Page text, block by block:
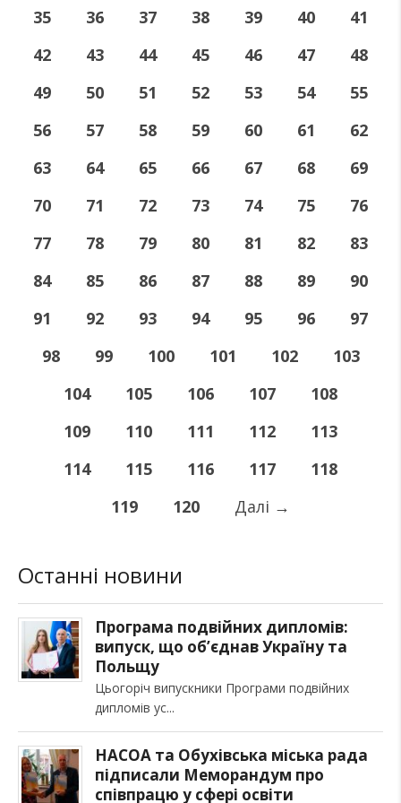
35 36 37 38 39 40
41
42
43 44 45 46 47
48
49
50 51 52 53 54
55
56
57 58 59 60 61
62
63
64 65 66 67 68
69
70
71 72 73 74 75
76
77
78 79 80 81 82
83
84
85 86 87 88 89
90
91
92 93 94 95 96
97
98
99 100 101 102
103
104
105 106 107
108
109
110 111 112
113
114
115 116 117
118
119
120 Далі →
Останні новини
Програма подвійних дипломів:
випуск, що об’єднав Україну та
Польщу
Цьогоріч випускники Програми подвійних
дипломів ус
НАСОА та Обухівська міська рада
підписали Меморандум про
співпрацю у сфері освіти